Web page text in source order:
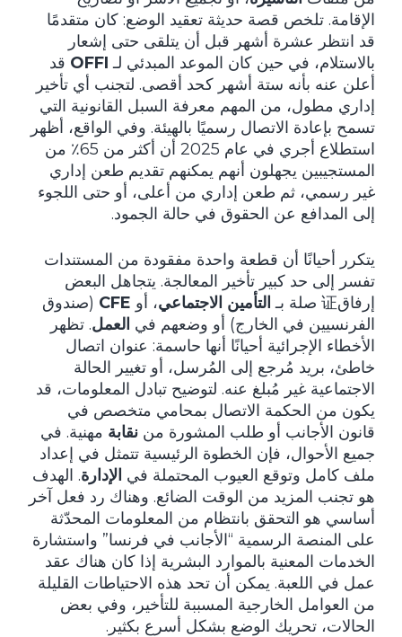
الإقامة. تلخص قصة حديثة تعقيد الوضع: كان متقدمًا
قد انتظر عشرة أشهر قبل أن يتلقى حتى إشعار
بالاستلام، في حين كان الموعد المبدئي لـ OFFI قد
أعلن عنه بأنه ستة أشهر كحد أقصى. لتجنب أي تأخير
إداري مطول، من المهم معرفة السبل القانونية التي
تسمح بإعادة الاتصال رسميًا بالهيئة. وفي الواقع، أظهر
استطلاع أجري في عام 2025 أن أكثر من 65٪ من
المستجيبين يجهلون أنهم يمكنهم تقديم طعن إداري
غير رسمي، ثم طعن إداري من أعلى، أو حتى اللجوء
إلى المدافع عن الحقوق في حالة الجمود.
يتكرر أحيانًا أن قطعة واحدة مفقودة من المستندات
تفسر إلى حد كبير تأخير المعالجة. يتجاهل البعض
إرفاق证 صلة بـ
التأمين الاجتماعي، أو CFE (صندوق
الفرنسيين في الخارج) أو وضعهم في العمل. تظهر
الأخطاء الإجرائية أحيانًا أنها حاسمة: عنوان اتصال
خاطئ، بريد مُرجع إلى المُرسل، أو تغيير الحالة
الاجتماعية غير مُبلغ عنه. لتوضيح تبادل المعلومات، قد
يكون من الحكمة الاتصال بمحامي متخصص في
قانون الأجانب أو طلب المشورة من نقابة مهنية. في
جميع الأحوال، فإن الخطوة الرئيسية تتمثل في إعداد
ملف كامل وتوقع العيوب المحتملة في الإدارة. الهدف
هو تجنب المزيد من الوقت الضائع. وهناك رد فعل آخر
أساسي هو التحقق بانتظام من المعلومات المحدّثة
على المنصة الرسمية “الأجانب في فرنسا” واستشارة
الخدمات المعنية بالموارد البشرية إذا كان هناك عقد
عمل في اللعبة. يمكن أن تحد هذه الاحتياطات القليلة
من العوامل الخارجية المسببة للتأخير، وفي بعض
الحالات، تحريك الوضع بشكل أسرع بكثير.